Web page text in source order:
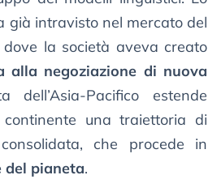
già intravisto nel mercato del
dove la società aveva creato
alla negoziazione di nuova
dell’Asia-Pacifico estende
una traiettoria di
che procede in
del pianeta.